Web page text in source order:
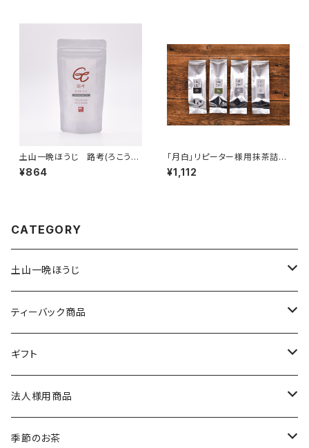
土山一晩ほうじ 路考(ろこう）
リーフ
¥864
「月白」リピーター様用抹茶詰め
替え
¥1,112
CATEGORY
土山一晩ほうじ
土山一晩ほうじ 木蘭（もくらん）
土山一晩ほうじ 路考（ろこう）
土山一晩ほうじフィナンシェ
ティーバック商品
緑茶のティーバック
和紅茶のティーバック
ほうじ茶のティーバック
ギフト
かぶせ茶
和紅茶とフィナンシェ
法人様用商品
微粉末かぶせ茶
季節のお茶